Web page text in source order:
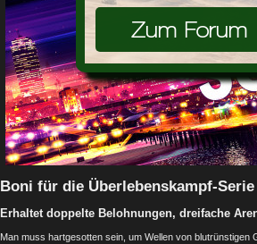
Zum Forum
Boni für die Überlebenskampf-
Erhaltet doppelte Belohnungen, dreifache
Man muss hartgesotten sein, um Wellen von